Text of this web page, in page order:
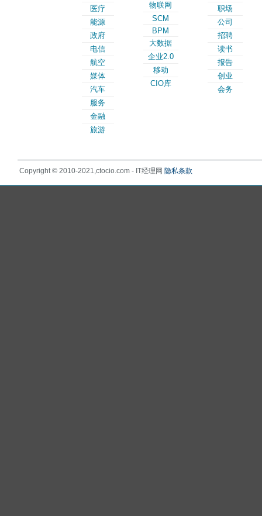
医疗
能源
政府
电信
航空
媒体
汽车
服务
金融
旅游
物联网
SCM
BPM
大数据
企业2.0
移动
CIO库
职场
公司
招聘
读书
报告
创业
会务
Copyright © 2010-2021,ctocio.com - IT经理网 隐私条款